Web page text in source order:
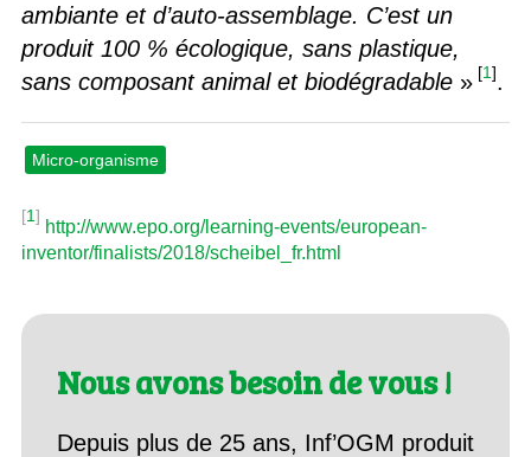
ambiante et d’auto-assemblage. C’est un
produit 100 % écologique, sans plastique,
sans composant animal et biodégradable» [1].
Micro-organisme
[1]
http://www.epo.org/learning-events/european-
inventor/finalists/2018/scheibel_fr.html
Nous avons besoin de vous !
Depuis plus de 25 ans, Inf’OGM produit